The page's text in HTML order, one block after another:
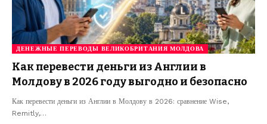
ДЕНЕЖНЫЕ ПЕРЕВОДЫ ВЕЛИКОБРИТАНИЯ МОЛДОВА
Как перевести деньги из Англии в
Молдову в 2026 году выгодно и безопасно
Как перевести деньги из Англии в Молдову в 2026: сравнение Wise,
Remitly,…